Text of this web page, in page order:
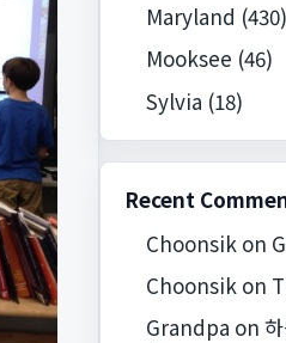
Maryland (430)
Mooksee (46)
Sylvia (18)
Recent
Choonsik on
Choonsik on
Grandpa on